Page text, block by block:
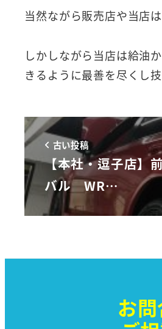
当然ながら販売店や当店
しかしながら当店は給油
きるように最善を尽くし
古い投稿
【本社・逗子店】
バル WR…
お問